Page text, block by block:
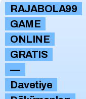
RAJABOLA99
GAME
ONLINE
GRATIS
—
Davetiye